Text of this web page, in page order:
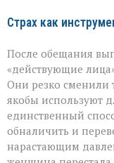
Страх как
После обещания
«действующие
Они резко сменили
якобы используют
единственный
обналичить и
нарастающим